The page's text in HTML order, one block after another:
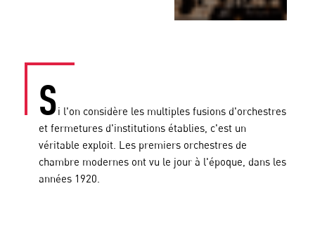
Si l'on considère les multiples fusions d'orchestres
et fermetures d'institutions établies, c'est un
véritable exploit. Les premiers orchestres de
chambre modernes ont vu le jour à l'époque, dans les
années 1920.